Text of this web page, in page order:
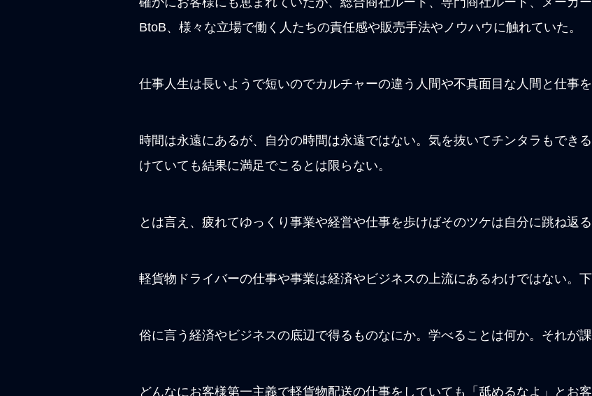
BtoB、様々な立場で働く人たちの責任感や販売手法やノウハウに触れていた。
仕事人生は長いようで短いのでカルチャーの違う人間や不真面目な人間と仕事を
時間は永遠にあるが、自分の時間は永遠ではない。気を抜いてチンタラもでき
けていても結果に満足でこるとは限らない。
とは言え、疲れてゆっくり事業や経営や仕事を歩けばそのツケは自分に跳ね返
軽貨物ドライバーの仕事や事業は経済やビジネスの上流にあるわけではない。
俗に言う経済やビジネスの底辺で得るものなにか。学べることは何か。それが課
どんなにお客様第一主義で軽貨物配送の仕事をしていても「舐めるなよ」とお